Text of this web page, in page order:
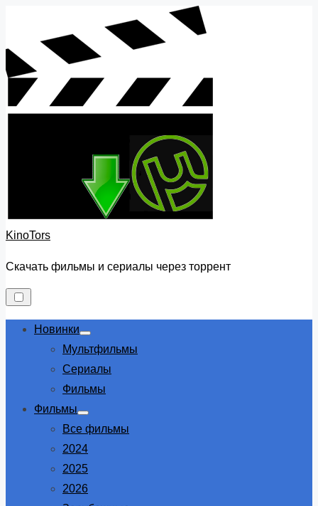
content
KinoTors
Скачать фильмы и сериалы через торрент
Новинки
Show
sub
Мультфильмы
Сериалы
Фильмы
Фильмы
Show
sub
Все фильмы
2024
2025
2026